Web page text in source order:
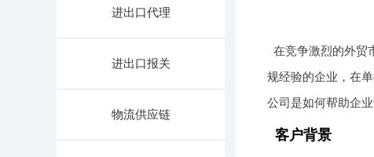
进出口代理
进出口报关
物流供应链
在竞争激烈的外贸
规经验的企业，在
公司是如何帮助企业
客户背景